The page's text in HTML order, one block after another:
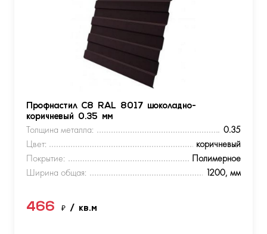
Профнастил С8 RAL 8017 шоколадно-
коричневый 0.35 мм
Толщина металла:
0.35
Цвет:
коричневый
Покрытие:
Полимерное
Ширина общая:
1200, мм
466 ₽ / кв.м